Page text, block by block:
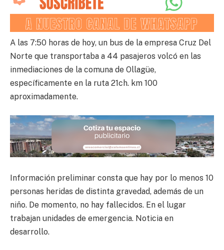
A las 7:50 horas de hoy, un bus de la empresa Cruz Del
Norte que transportaba a 44 pasajeros volcó en las
inmediaciones de la comuna de Ollagüe,
específicamente en la ruta 21ch. km 100
aproximadamente.
Información preliminar consta que hay por lo menos 10
personas heridas de distinta gravedad, además de un
niño. De momento, no hay fallecidos. En el lugar
trabajan unidades de emergencia. Noticia en
desarrollo.